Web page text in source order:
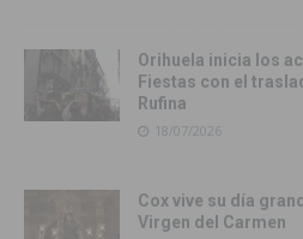
Orihuela inicia los
Fiestas con el
Rufina
18/07/2026
Cox vive su día
Virgen del Carmen